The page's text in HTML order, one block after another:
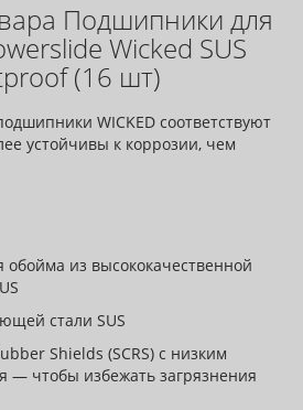
Подшипники для
Wicked SUS
(16 шт)
WICKED соответствуют
устойчивы к коррозии, чем
из высококачественной
стали SUS
Shields (SCRS) с низким
— чтобы избежать загрязнения